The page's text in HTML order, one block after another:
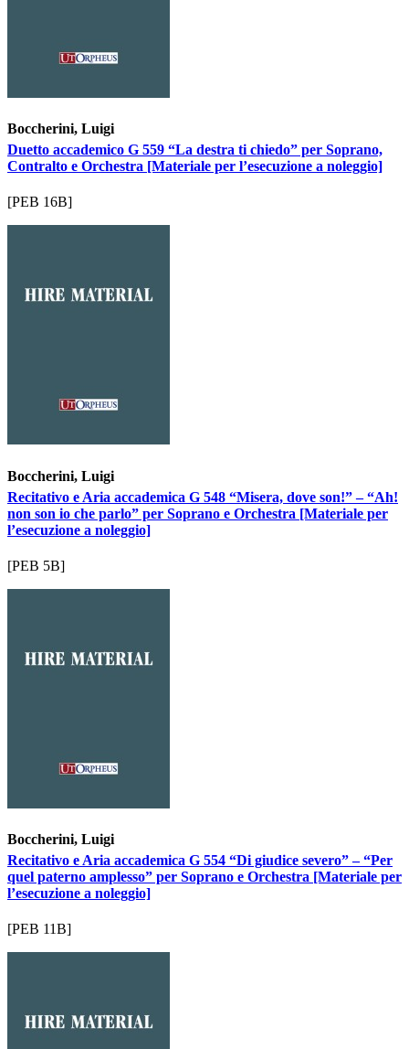
Boccherini, Luigi
Duetto accademico G 559 “La destra ti chiedo” per Soprano,
Contralto e Orchestra [Materiale per l’esecuzione a noleggio]
[PEB 16B]
Boccherini, Luigi
Recitativo e Aria accademica G 548 “Misera, dove son!” – “Ah!
non son io che parlo” per Soprano e Orchestra [Materiale per
l’esecuzione a noleggio]
[PEB 5B]
Boccherini, Luigi
Recitativo e Aria accademica G 554 “Di giudice severo” – “Per
quel paterno amplesso” per Soprano e Orchestra [Materiale per
l’esecuzione a noleggio]
[PEB 11B]